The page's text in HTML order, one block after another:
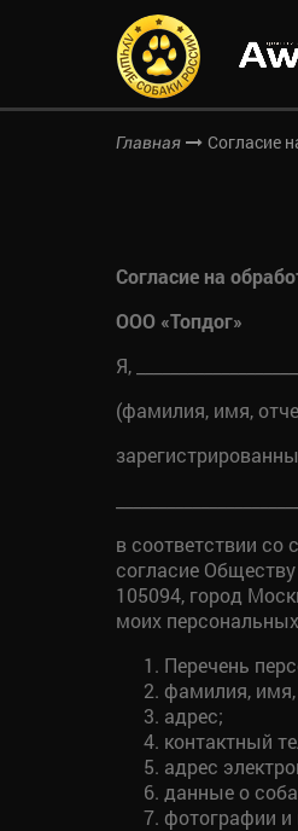
Главная Согласие
Согласие на
ООО «Топдог»
Я,
(фамилия, имя,
в соответствии
согласие
105094, город
моих
Перечень
фамилия, имя,
адрес;
контактный
адрес
данные о
фотографии и